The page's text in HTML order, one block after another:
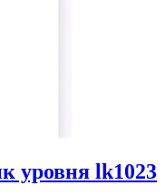
уровня lk1023